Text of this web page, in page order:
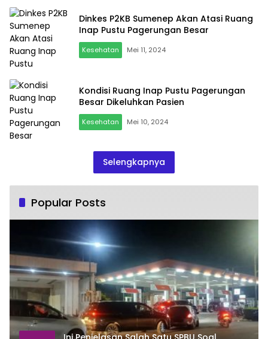
Dinkes P2KB Sumenep Akan Atasi Ruang
Inap Pustu Pagerungan Besar
Kesehatan Mei 11, 2024
Kondisi Ruang Inap Pustu Pagerungan
Besar Dikeluhkan Pasien
Kesehatan Mei 10, 2024
Selengkapnya
Popular Posts